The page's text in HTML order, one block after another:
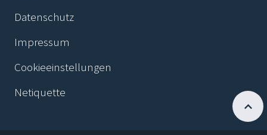
Datenschutz
Impressum
Cookieeinstellungen
Netiquette